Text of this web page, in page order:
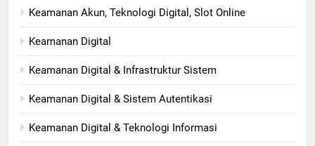
Keamanan Akun, Teknologi Digital, Slot Online
Keamanan Digital
Keamanan Digital & Infrastruktur Sistem
Keamanan Digital & Sistem Autentikasi
Keamanan Digital & Teknologi Informasi